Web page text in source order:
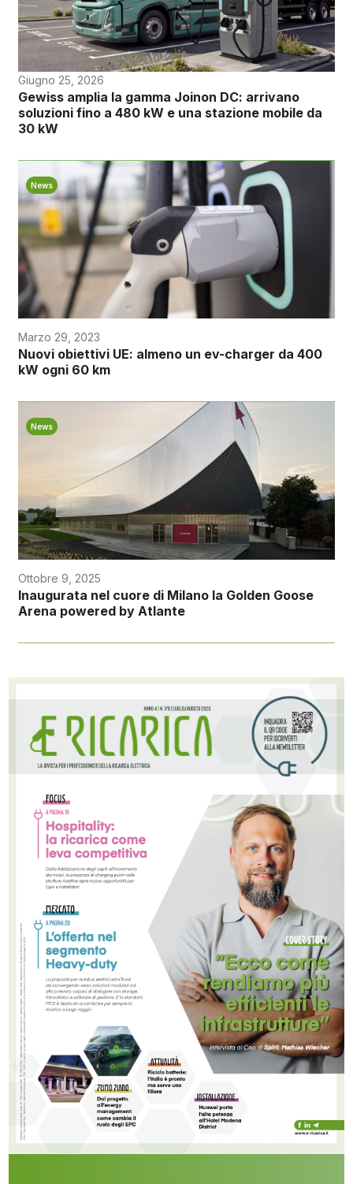
Giugno 25, 2026
Gewiss amplia la gamma Joinon DC: arrivano
soluzioni fino a 480 kW e una stazione mobile da
30 kW
News
Marzo 29, 2023
Nuovi obiettivi UE: almeno un ev-charger da 400
kW ogni 60 km
News
Ottobre 9, 2025
Inaugurata nel cuore di Milano la Golden Goose
Arena powered by Atlante